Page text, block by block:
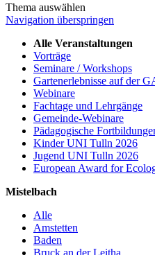
Thema auswählen
Navigation überspringen
Alle Veranstaltungen
Vorträge
Seminare / Workshops
Gartenerlebnisse auf der
Webinare
Fachtage und Lehrgänge
Gemeinde-Webinare
Pädagogische
Kinder UNI Tulln 2026
Jugend UNI Tulln 2026
European Award for
Mistelbach
Alle
Amstetten
Baden
Bruck an der Leitha